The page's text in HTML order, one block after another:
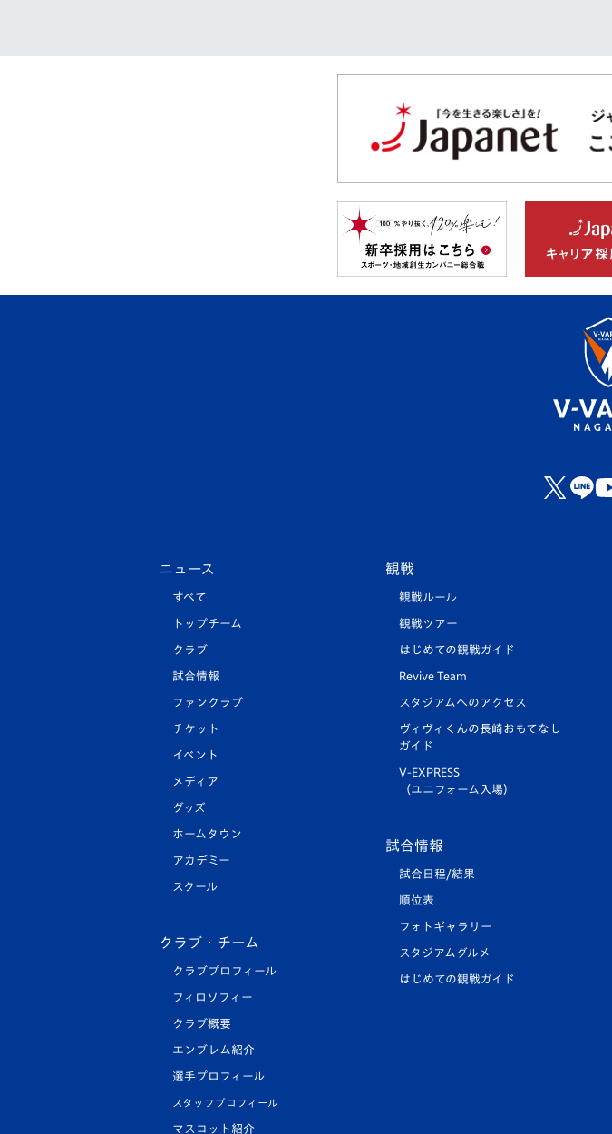
ニュース
すべて
トップチーム
クラブ
試合情報
ファンクラブ
チケット
イベント
メディア
グッズ
ホームタウン
アカデミー
スクール
クラブ・チーム
クラブプロフィール
フィロソフィー
クラブ概要
エンブレム紹介
選手プロフィール
スタッフプロフィール
マスコット紹介
観戦
観戦ルール
観戦ツアー
はじめての観戦ガイド
Revive Team
スタジアムへのアクセス
ヴィヴィくんの長崎おもてなし
ガイド
V-EXPRESS
（ユニフォーム入場）
試合情報
試合日程/結果
順位表
フォトギャラリー
スタジアムグルメ
はじめての観戦ガイド